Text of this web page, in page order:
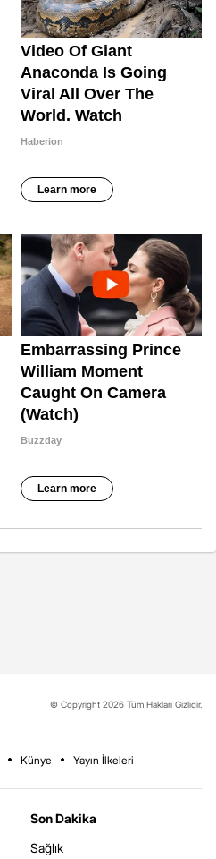
© Copyright 2026 Tüm Hakları Gizlidir.
Künye Yayın İlkeleri
Son Dakika
Sağlık